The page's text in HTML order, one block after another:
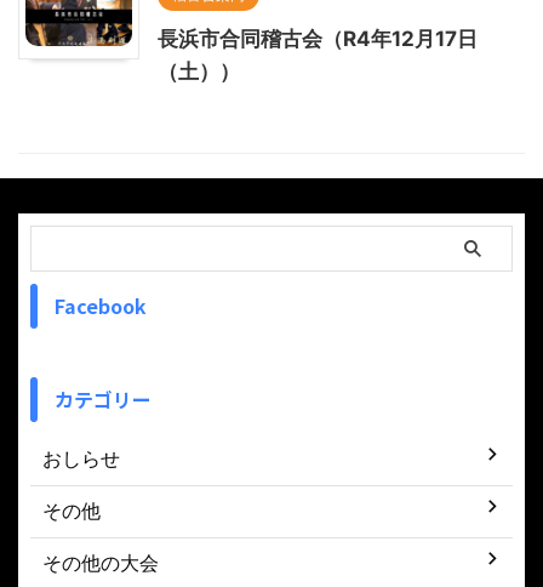
長浜市合同稽古会（R4年12月17日
（土））
Facebook
カテゴリー
おしらせ
その他
その他の大会